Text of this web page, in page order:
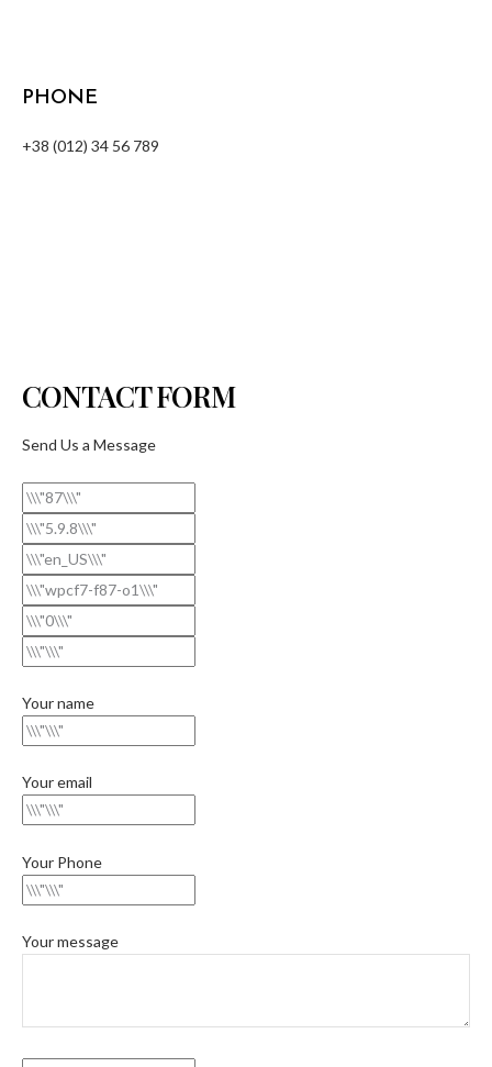
PHONE
+38 (012) 34 56 789
CONTACT FORM
Send Us a Message
Your name
Your email
Your Phone
Your message